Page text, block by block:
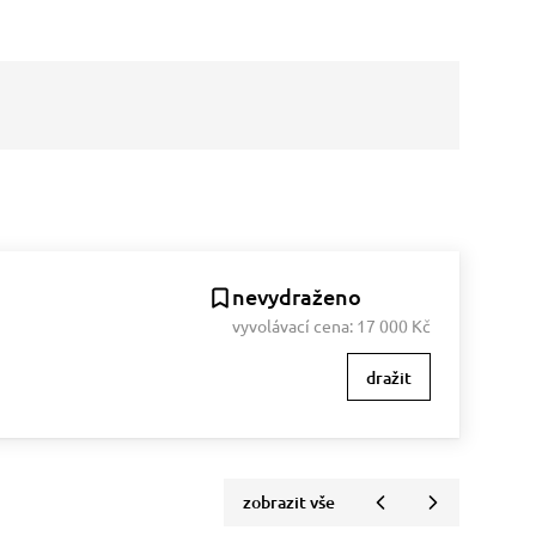
nevydraženo
vyvolávací cena: 17 000 Kč
dražit
zobrazit vše